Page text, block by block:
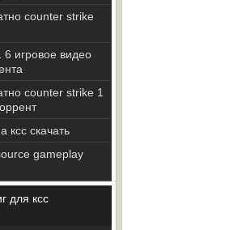
counter strike
игровое видео
counter strike 1
ксс скачать
gameplay
для ксс